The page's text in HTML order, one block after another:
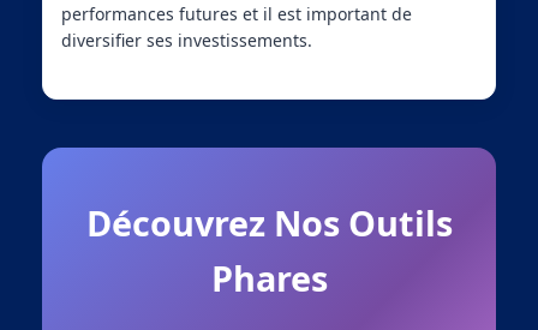
performances futures et il est important de
diversifier ses investissements.
Découvrez Nos Outils
Phares